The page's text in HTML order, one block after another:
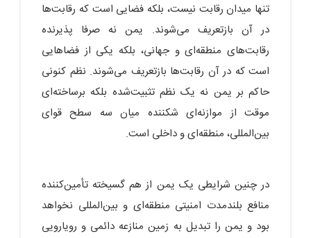
تنها میدان رقابت نیست، بلکه فضایی است که رقابت‌ها
در آن بازتعریف می‌شوند. یمن نه صرفا پذیرنده
رقابت‌های منطقه‌ای و جهانی، بلکه یکی از فضاهایی
است که در آن رقابت‌ها بازتعریف می‌شوند. نظم کنونی
حاکم بر یمن نه یک نظم تثبیت‌شده بلکه برساخته‌ای
موقت از موازنه‌ای شکننده میان سه سطح قوای
بین‌المللی، منطقه‌ای و داخلی است.
در چنین شرایطی یک یمن از هم گسیخته تأمین‌کننده
منافع بلندمدت امنیتی منطقه‌ای و بین‌المللی نخواهد
بود و یمن را تبدیل به زمین منازعه دائمی و رویارویی